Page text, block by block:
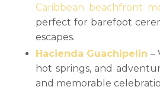
Caribbean beachfront
perfect for barefoot
escapes.
Hacienda Guachipelin –
hot springs, and
and memorable